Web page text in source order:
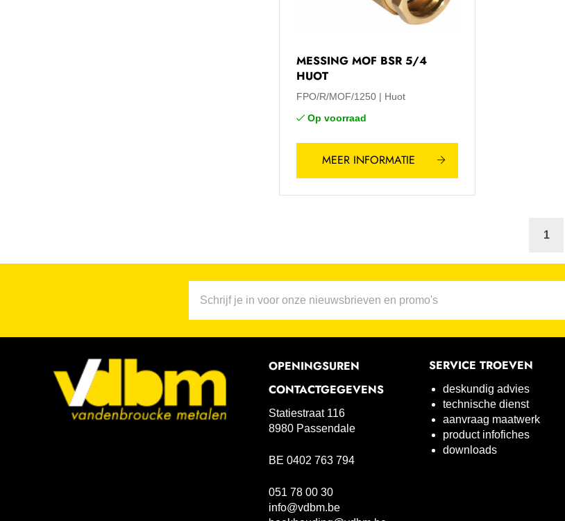
MESSING MOF BSR 5/4
HUOT
FPO/R/MOF/1250
Huot
Op voorraad
MEER INFORMATIE
1
OPENINGSUREN
CONTACTGEGEVENS
Statiestraat 116
8980 Passendale
BE 0402 763 794
051 78 00 30
info@vdbm.be
SERVICE TROEVEN
deskundig advies
technische dienst
aanvraag maatwerk
product infofiches
downloads